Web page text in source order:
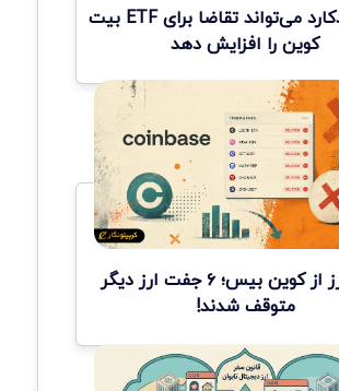
هک کولدکارد می‌تواند تقاضا برای ETF بیت
کوین را افزایش دهد
حذف ارز از کوین بیس؛ ۶ جفت ارز دیگر
متوقف شدند!